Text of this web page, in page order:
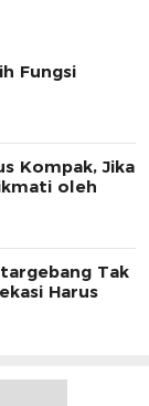
Fungsi
Kompak, Jika
oleh
Tak
Harus